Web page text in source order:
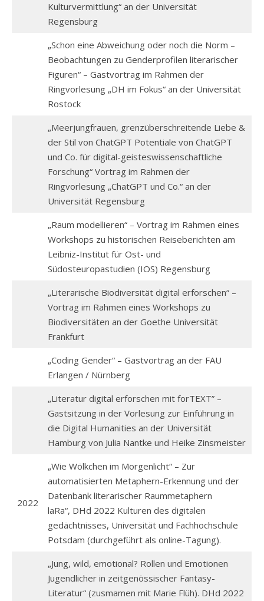
Kulturvermittlung“ an der Universität
Regensburg
„Schon eine Abweichung oder noch die Norm –
Beobachtungen zu Genderprofilen literarischer
Figuren“ – Gastvortrag im Rahmen der
Ringvorlesung „DH im Fokus“ an der Universität
Rostock
„Meerjungfrauen, grenzüberschreitende Liebe &
der Stil von ChatGPT Potentiale von ChatGPT
und Co. für digital-geisteswissenschaftliche
Forschung“ Vortrag im Rahmen der
Ringvorlesung „ChatGPT und Co.“ an der
Universität Regensburg
„Raum modellieren“ – Vortrag im Rahmen eines
Workshops zu historischen Reiseberichten am
Leibniz-Institut für Ost- und
Südosteuropastudien (IOS) Regensburg
„Literarische Biodiversität digital erforschen“ –
Vortrag im Rahmen eines Workshops zu
Biodiversitäten an der Goethe Universität
Frankfurt
„Coding Gender“ – Gastvortrag an der FAU
Erlangen / Nürnberg
„Literatur digital erforschen mit forTEXT” –
Gastsitzung in der Vorlesung zur Einführung in
die Digital Humanities an der Universität
Hamburg von Julia Nantke und Heike Zinsmeister
2022
„Wie Wölkchen im Morgenlicht“ – Zur
automatisierten Metaphern-Erkennung und der
Datenbank literarischer Raummetaphern
laRa“, DHd 2022 Kulturen des digitalen
gedächtnisses, Universität und Fachhochschule
Potsdam (durchgeführt als online-Tagung).
„Jung, wild, emotional? Rollen und Emotionen
Jugendlicher in zeitgenössischer Fantasy-
Literatur“ (zusmamen mit Marie Flüh). DHd 2022